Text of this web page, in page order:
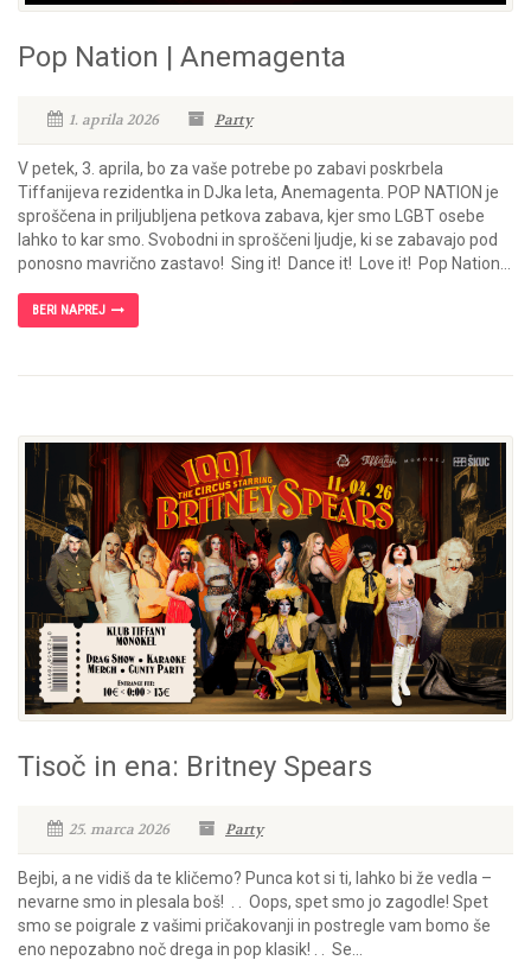
Pop Nation | Anemagenta
1. aprila 2026 Party
V petek, 3. aprila, bo za vaše potrebe po zabavi poskrbela
Tiffanijeva rezidentka in DJka leta, Anemagenta. POP NATION je
sproščena in priljubljena petkova zabava, kjer smo LGBT osebe
lahko to kar smo. Svobodni in sproščeni ljudje, ki se zabavajo pod
ponosno mavrično zastavo! Sing it! Dance it! Love it! Pop Nation...
BERI NAPREJ
Tisoč in ena: Britney Spears
25. marca 2026 Party
Bejbi, a ne vidiš da te kličemo? Punca kot si ti, lahko bi že vedla –
nevarne smo in plesala boš! . . Oops, spet smo jo zagodle! Spet
smo se poigrale z vašimi pričakovanji in postregle vam bomo še
eno nepozabno noč drega in pop klasik! . . Se...